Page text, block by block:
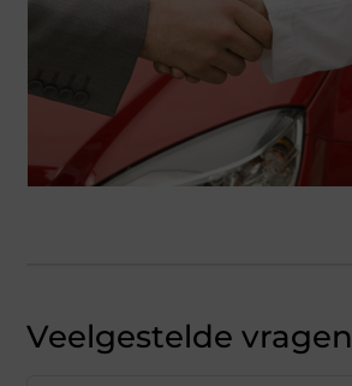
Veelgestelde vragen